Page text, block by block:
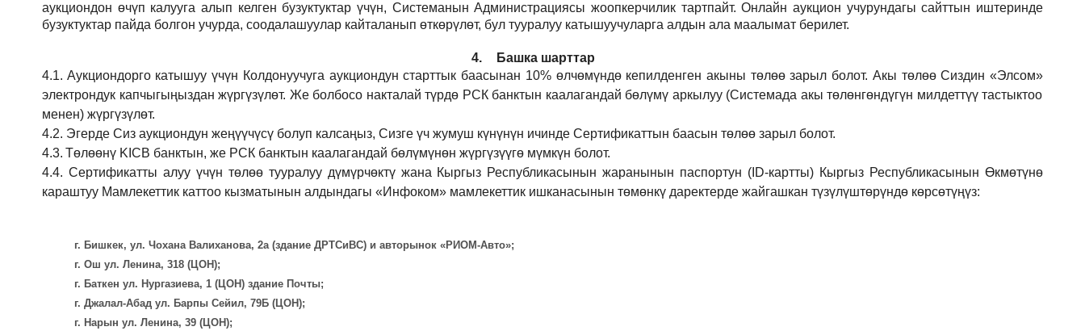
аукциондон өчүп калууга алып келген бузуктуктар үчүн, Системанын Администрациясы жоопкерчилик тартпайт. Онлайн аукцион учурундагы сайттын иштеринде
бузуктуктар пайда болгон учурда, соодалашуулар кайталанып өткөрүлөт, бул тууралуу катышуучуларга алдын ала маалымат берилет.
4.
Башка шарттар
4.1. Аукциондорго катышуу үчүн Колдонуучуга аукциондун старттык баасынан 10% өлчөмүндө кепилденген акыны төлөө зарыл болот. Акы төлөө Сиздин«Элсом»
электрондук капчыгыңыздан жүргүзүлөт. Же болбосо накталай түрдө РСК банктын каалагандай бөлүмү аркылуу (Системада акы төлөнгөндүгүн милдеттүү тастыктоо
менен) жүргүзүлөт.
4.2. Эгерде Сиз аукциондун жеңүүчүсү болуп калсаңыз, Сизге үч жумуш күнүнүн ичинде Сертификаттын баасын төлөө зарыл болот.
4.3. Төлөөнү KICB банктын, же РСК банктын каалагандай бөлүмүнөн жүргүзүүгө мүмкүн болот.
4.4. Сертификатты алуу үчүн төлөө тууралуу дүмүрчөктү жана Кыргыз Республикасынын жаранынын паспортун (ID-картты) Кыргыз Республикасынын Өкмөтүнө
караштуу Мамлекеттик каттоо кызматынын алдындагы «Инфоком» мамлекеттик ишканасынын төмөнкү даректерде жайгашкан түзүлүштөрүндө көрсөтүңүз:
г. Бишкек, ул. Чохана Валиханова, 2а (здание ДРТСиВС) и авторынок «РИОМ-Авто»;
г. Ош ул. Ленина, 318 (ЦОН);
г. Баткен ул. Нургазиева, 1 (ЦОН) здание Почты;
г. Джалал-Абад ул. Барпы Сейил, 79Б (ЦОН);
г. Нарын ул. Ленина, 39 (ЦОН);